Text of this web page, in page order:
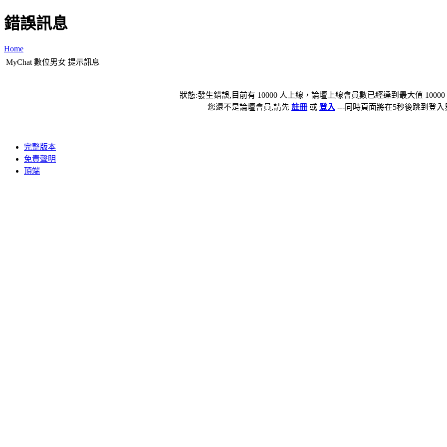
錯誤訊息
Home
MyChat 數位男女 提示訊息
狀態:發生錯誤,目前有 10000 人上線，論壇上線會員數已經達到最大值
您還不是論壇會員,請先 註冊 或 登入 ---同時頁面將在5秒後跳到登入
完整版本
免責聲明
頂端